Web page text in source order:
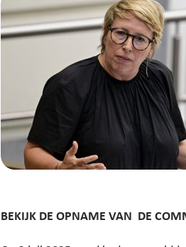
BEKIJK DE OPNAME VAN DE